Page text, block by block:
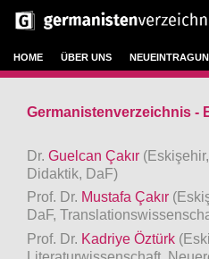
HOME ÜBER UNS
Germanistenverzeichnis -
Dr. Guelcan Çakır
Didaktik, DaF)
Prof. Dr. Mustafa Çakır
DaF,
Prof. Dr. Kadriye Öztürk